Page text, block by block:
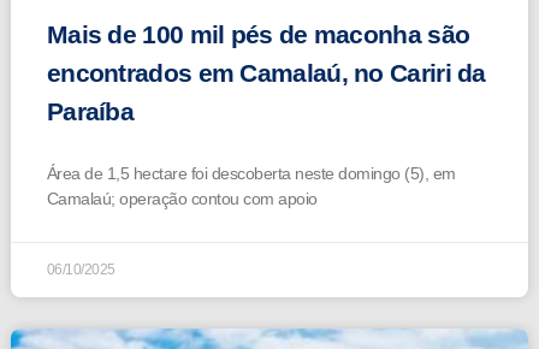
Mais de 100 mil pés de maconha são
encontrados em Camalaú, no Cariri da
Paraíba
Área de 1,5 hectare foi descoberta neste domingo (5), em
Camalaú; operação contou com apoio
06/10/2025